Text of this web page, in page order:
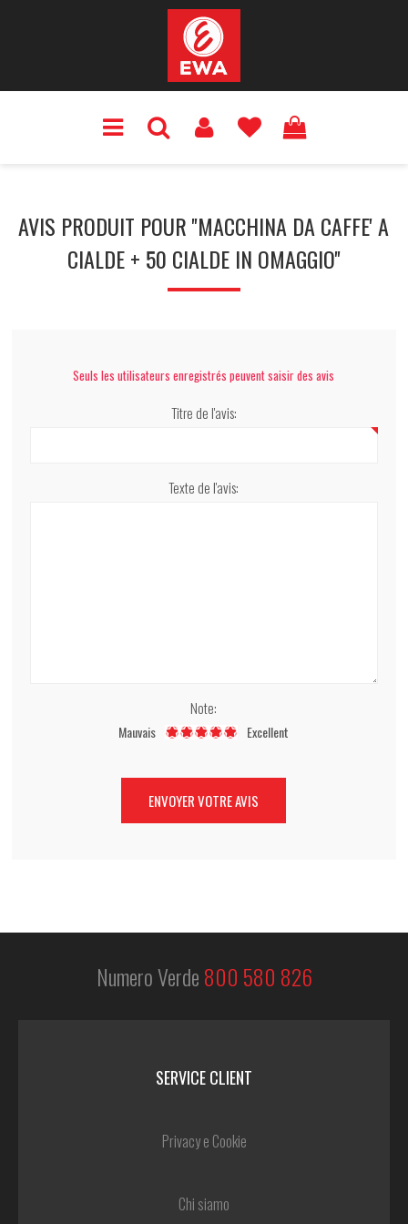
AVIS PRODUIT POUR MACCHINA DA CAFFE' A
CIALDE + 50 CIALDE IN OMAGGIO
Seuls les utilisateurs enregistrés peuvent saisir des avis
Titre de l'avis:
Texte de l'avis:
Note:
Mauvais Excellent
Numero Verde800 580 826
SERVICE CLIENT
Privacy e Cookie
Chi siamo